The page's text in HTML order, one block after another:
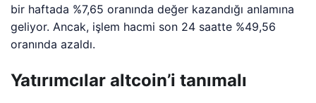
bir haftada %7,65 oranında değer kazandığı anlamına
geliyor. Ancak, işlem hacmi son 24 saatte %49,56
oranında azaldı.
Yatırımcılar altcoin’i tanımalı